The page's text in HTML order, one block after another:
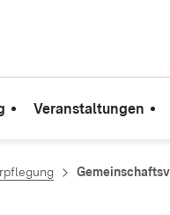
Veranstaltungen